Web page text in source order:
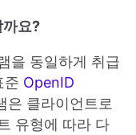
까요?
을 동일하게 취급
준 OpenID
은 클라이언트로
유형에 따라 다